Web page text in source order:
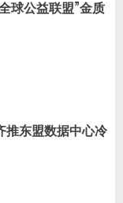
球公益联盟”金质
推东盟数据中心冷